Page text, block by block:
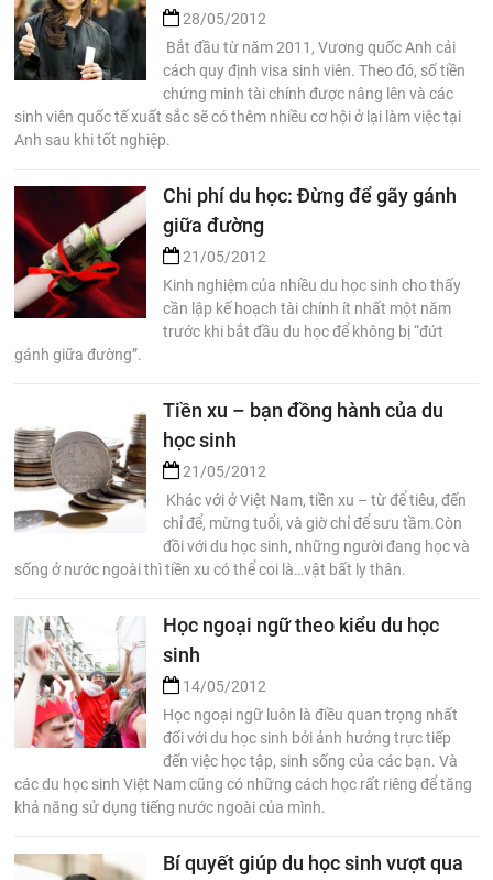
28/05/2012
Bắt đầu từ năm 2011, Vương quốc Anh cải
cách quy định visa sinh viên. Theo đó, số tiền
chứng minh tài chính được nâng lên và các
sinh viên quốc tế xuất sắc sẽ có thêm nhiều cơ hội ở lại làm việc tại
Anh sau khi tốt nghiệp.
Chi phí du học: Đừng để gãy gánh
giữa đường
21/05/2012
Kinh nghiệm của nhiều du học sinh cho thấy
cần lập kế hoạch tài chính ít nhất một năm
trước khi bắt đầu du học để không bị “đứt
gánh giữa đường”.
Tiền xu – bạn đồng hành của du
học sinh
21/05/2012
Khác với ở Việt Nam, tiền xu – từ để tiêu, đến
chỉ để, mừng tuổi, và giờ chỉ để sưu tầm.Còn
đồi với du học sinh, những người đang học và
sống ở nước ngoài thì tiền xu có thể coi là…vật bất ly thân.
Học ngoại ngữ theo kiểu du học
sinh
14/05/2012
Học ngoại ngữ luôn là điều quan trọng nhất
đối với du học sinh bởi ảnh hưởng trực tiếp
đến việc học tập, sinh sống của các bạn. Và
các du học sinh Việt Nam cũng có những cách học rất riêng để tăng
khả năng sử dụng tiếng nước ngoài của mình.
Bí quyết giúp du học sinh vượt qua